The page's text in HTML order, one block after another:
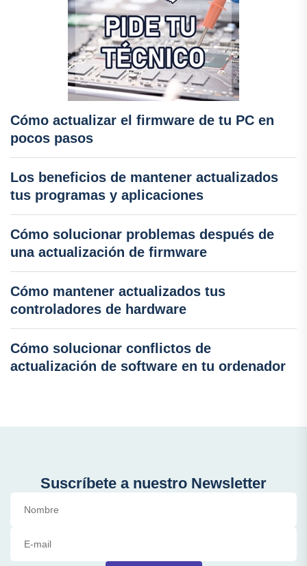
Cómo actualizar el firmware de tu PC en
pocos pasos
Los beneficios de mantener actualizados
tus programas y aplicaciones
Cómo solucionar problemas después de
una actualización de firmware
Cómo mantener actualizados tus
controladores de hardware
Cómo solucionar conflictos de
actualización de software en tu ordenador
Suscríbete a nuestro Newsletter